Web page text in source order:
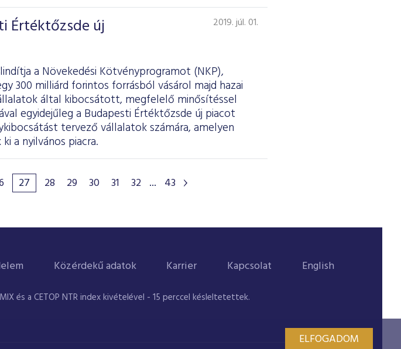
Értéktőzsde új
2019. júl. 01.
a Növekedési Kötvényprogramot (NKP),
300 milliárd forintos forrásból vásárol majd hazai
által kibocsátott, megfelelő minősítéssel
egyidejűleg a Budapesti Értéktőzsde új piacot
tervező vállalatok számára, amelyen
a nyilvános piacra.
27 28 29 30 31 32 ... 43
Közérdekű adatok Karrier Kapcsolat English
és a CETOP NTR index kivételével - 15 perccel késleltetettek.
ELFOGADOM